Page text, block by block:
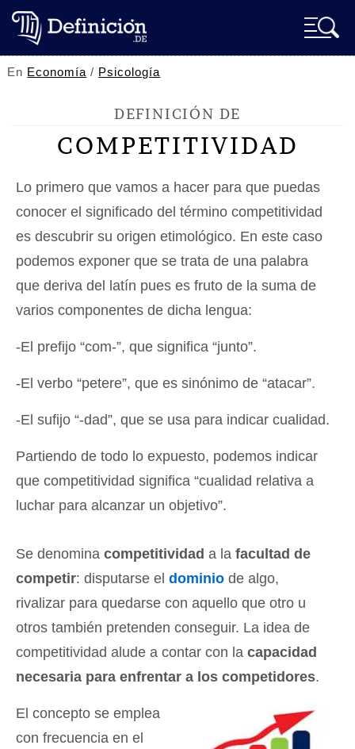
En Economía / Psicología
DEFINICIÓN DE
COMPETITIVIDAD
Lo primero que vamos a hacer para que puedas
conocer el significado del término competitividad
es descubrir su origen etimológico. En este caso
podemos exponer que se trata de una palabra
que deriva del latín pues es fruto de la suma de
varios componentes de dicha lengua:
-El prefijo “com-”, que significa “junto”.
-El verbo “petere”, que es sinónimo de “atacar”.
-El sufijo “-dad”, que se usa para indicar cualidad.
Partiendo de todo lo expuesto, podemos indicar
que competitividad significa “cualidad relativa a
luchar para alcanzar un objetivo”.
Se denomina competitividad a la facultad de
competir: disputarse el dominio de algo,
rivalizar para quedarse con aquello que otro u
otros también pretenden conseguir. La idea de
competitividad alude a contar con la capacidad
necesaria para enfrentar a los competidores.
El concepto se emplea
con frecuencia en el